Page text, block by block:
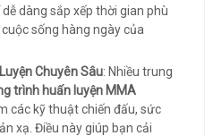
dàng sắp xếp thời gian phù
sống hàng ngày của
Chuyên Sâu: Nhiều trung
trình huấn luyện MMA
các kỹ thuật chiến đấu, sức
xạ. Điều này giúp bạn cải